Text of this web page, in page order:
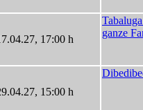
, 17:00 h
ganze
, 15:00 h